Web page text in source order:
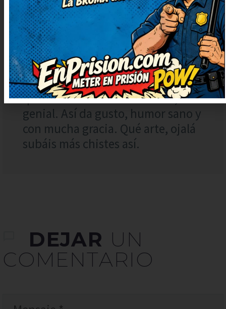
PÉREZ
22 agosto, 2025 at
22:50
Vaya ocurrencia más buena, me ha
sacado una sonrisa enorme. Me
quedo con la ocurrencia final, es
genial. Así da gusto, humor sano y
con mucha gracia. Qué arte, ojalá
subáis más chistes así.
DEJAR UN
COMENTARIO